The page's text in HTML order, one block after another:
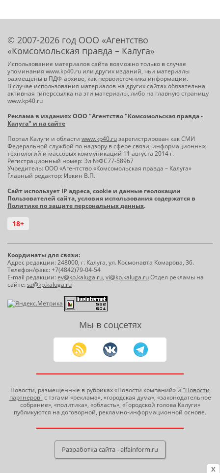
© 2007-2026 год ООО «Агентство
«Комсомольская правда – Калуга»
Использование материалов сайта возможно только в случае
упоминания www.kp40.ru или других изданий, чьи материалы
размещены в ПДФ-архиве, как первоисточника информации.
В случае использования материалов на других сайтах обязательна
активная гиперссылка на эти материалы, либо на главную страницу
www.kp40.ru
Реклама в изданиях ООО "Агентство "Комсомольская правда -
Калуга" и на сайте
Портал Калуги и области www.kp40.ruзарегистрирован как СМИ
Федеральной службой по надзору в сфере связи, информационных
технологий и массовых коммуникаций 11 августа 2014 г.
Регистрационный номер: Эл №ФС77-58967
Учредитель: ООО «Агентство «Комсомольская правда – Калуга»
Главный редактор: Ивкин В.П.
Сайт использует IP адреса, cookie и данные геолокации
Пользователей сайта, условия использования содержатся в
Политике по защите персональных данных.
18+
Координаты для связи:
Адрес редакции: 248000, г. Калуга, ул. Космонавта Комарова, 36.
Телефон/факс: +7(4842)79-04-54
E-mail редакции:ev@kp.kaluga.ru, vi@kp.kaluga.ruОтдел рекламы на
сайте:sz@kp.kaluga.ru
Мы в соцсетях
Новости, размещенные в рубриках «Новости компаний» и "Новости
партнеров" с тэгами «реклама», «городская дума», «законодательное
собрание», «политика», «область», «Городской голова Калуги»
публикуются на договорной, рекламно-информационной основе.
Разработка сайта - alfainform.ru
X